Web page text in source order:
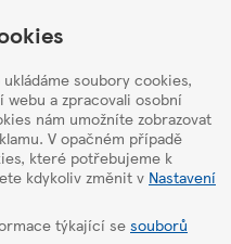
soubory cookies,
a zpracovali osobní
nám umožníte zobrazovat
V opačném případě
které potřebujeme k
kdykoliv změnit v Nastavení
týkající se souborů